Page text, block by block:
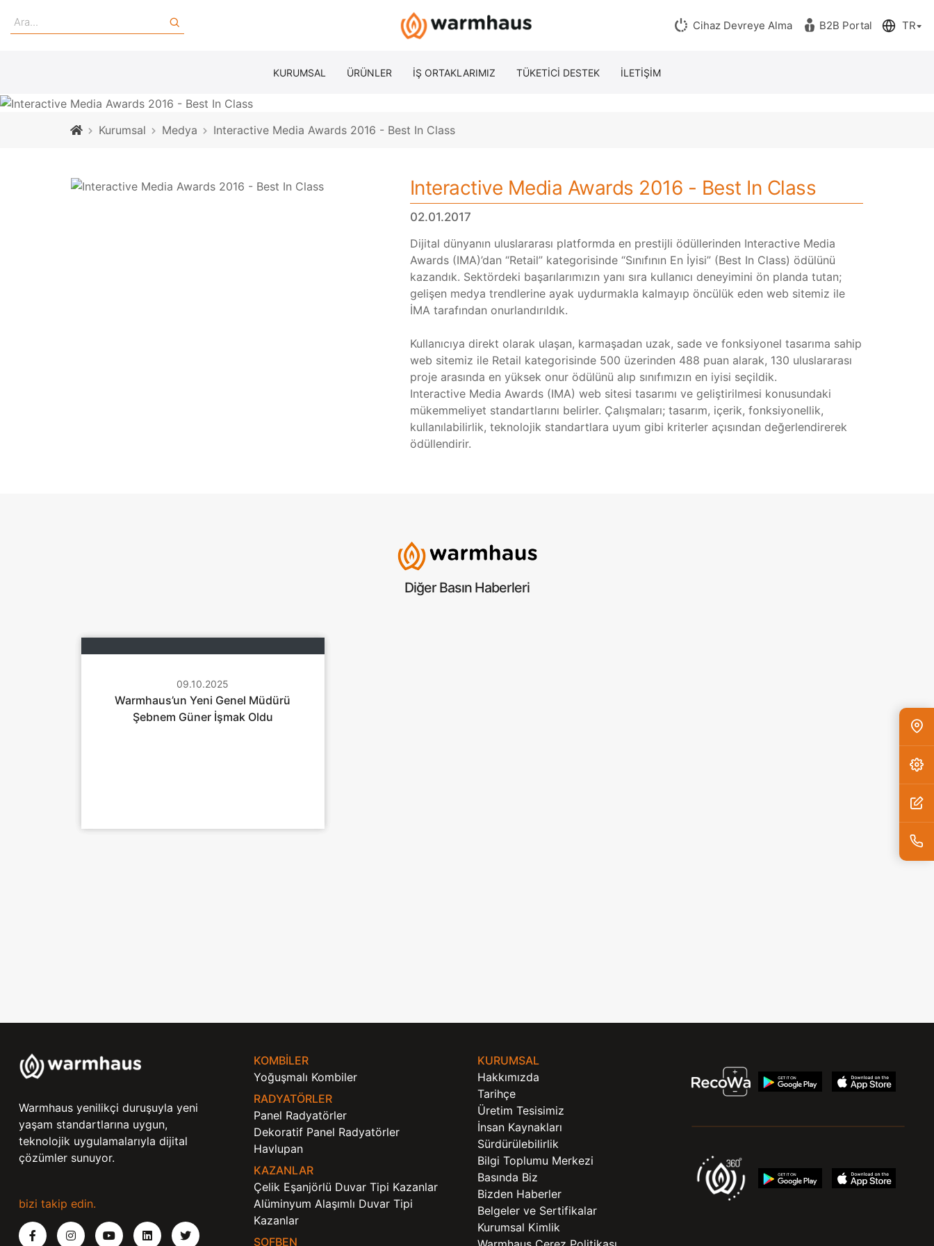
Cihaz Devreye Alma B2B Portal
KURUMSAL ÜRÜNLER İŞ ORTAKLARIMIZ TÜKETİCİ DESTEK İLETİŞİM
Kurumsal Medya Interactive Media Awards 2016 - Best In Class
Interactive Media Awards 2016 - Best In Class
02.01.2017
Dijital dünyanın uluslararası platformda en prestijli ödüllerinden Interactive Media
Awards (IMA)’dan “Retail” kategorisinde “Sınıfının En İyisi” (Best In Class) ödülünü
kazandık. Sektördeki başarılarımızın yanı sıra kullanıcı deneyimini ön planda tutan;
gelişen medya trendlerine ayak uydurmakla kalmayıp öncülük eden web sitemiz ile
İMA tarafından onurlandırıldık.
Kullanıcıya direkt olarak ulaşan, karmaşadan uzak, sade ve fonksiyonel tasarıma sahip
web sitemiz ile Retail kategorisinde 500 üzerinden 488 puan alarak, 130 uluslararası
proje arasında en yüksek onur ödülünü alıp sınıfımızın en iyisi seçildik.
Interactive Media Awards (IMA) web sitesi tasarımı ve geliştirilmesi konusundaki
mükemmeliyet standartlarını belirler. Çalışmaları; tasarım, içerik, fonksiyonellik,
kullanılabilirlik, teknolojik standartlara uyum gibi kriterler açısından değerlendirerek
ödüllendirir.
Diğer Basın Haberleri
02.04.2025
Warmhaus Glowa’yı Yurtiçi Pazara
Sundu
26.11.2025
Warmhaus’tan Yerli Üretimde Önemli
Adım
09.10.2025
Warmhaus’un Yeni Genel Müdürü
Şebnem Güner İşmak Oldu
Warmhaus yenilikçi duruşuyla yeni
yaşam standartlarına uygun,
teknolojik uygulamalarıyla dijital
çözümler sunuyor.
bizi takip edin.
KOMBILER
Yoğuşmalı Kombiler
RADYATÖRLER
Panel Radyatörler
Dekoratif Panel Radyatörler
Havlupan
KAZANLAR
Çelik Eşanjörlü Duvar Tipi Kazanlar
Alüminyum Alaşımlı Duvar Tipi
Kazanlar
ŞOFBEN
KURUMSAL
Hakkımızda
Tarihçe
Üretim Tesisimiz
İnsan Kaynakları
Sürdürülebilirlik
Bilgi Toplumu Merkezi
Basında Biz
Bizden Haberler
Belgeler ve Sertifikalar
Kurumsal Kimlik